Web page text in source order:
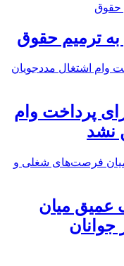
به ترمیم حقوق
پرداخت وام
نشد
عمیق میان